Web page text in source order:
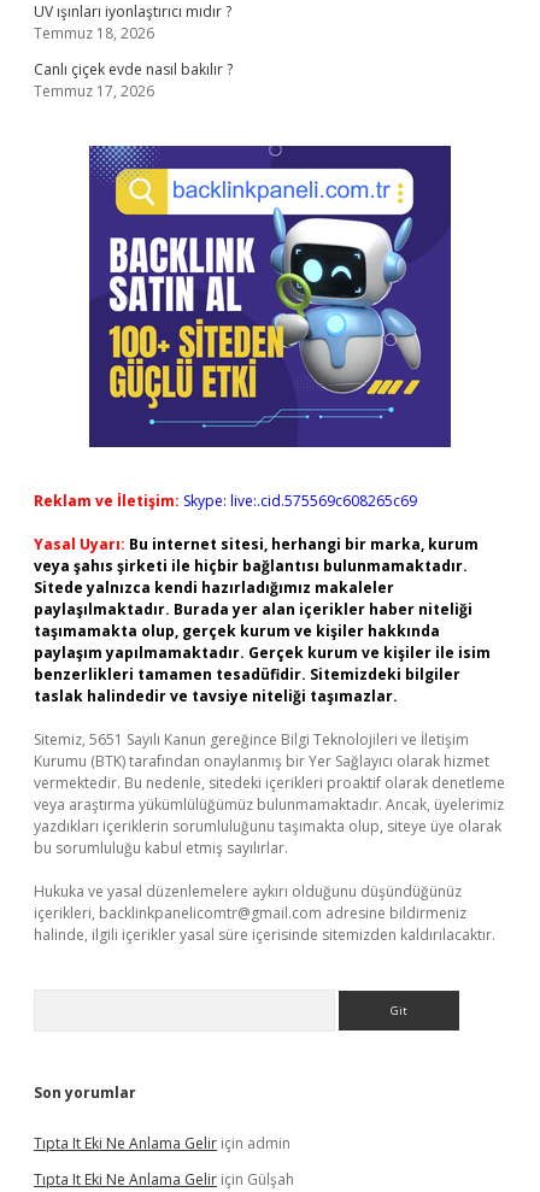
UV ışınları iyonlaştırıcı mıdır ?
Temmuz 18, 2026
Canlı çiçek evde nasıl bakılır ?
Temmuz 17, 2026
Reklam ve İletişim: Skype: live:.cid.575569c608265c69
Yasal Uyarı: Bu internet sitesi, herhangi bir marka, kurum
veya şahıs şirketi ile hiçbir bağlantısı bulunmamaktadır.
Sitede yalnızca kendi hazırladığımız makaleler
paylaşılmaktadır. Burada yer alan içerikler haber niteliği
taşımamakta olup, gerçek kurum ve kişiler hakkında
paylaşım yapılmamaktadır. Gerçek kurum ve kişiler ile isim
benzerlikleri tamamen tesadüfidir. Sitemizdeki bilgiler
taslak halindedir ve tavsiye niteliği taşımazlar.
Sitemiz, 5651 Sayılı Kanun gereğince Bilgi Teknolojileri ve İletişim
Kurumu (BTK) tarafından onaylanmış bir Yer Sağlayıcı olarak hizmet
vermektedir. Bu nedenle, sitedeki içerikleri proaktif olarak denetleme
veya araştırma yükümlülüğümüz bulunmamaktadır. Ancak, üyelerimiz
yazdıkları içeriklerin sorumluluğunu taşımakta olup, siteye üye olarak
bu sorumluluğu kabul etmiş sayılırlar.
Hukuka ve yasal düzenlemelere aykırı olduğunu düşündüğünüz
içerikleri, backlinkpanelicomtr@gmail.com adresine bildirmeniz
halinde, ilgili içerikler yasal süre içerisinde sitemizden kaldırılacaktır.
Son yorumlar
Tıpta It Eki Ne Anlama Gelir için admin
Tıpta It Eki Ne Anlama Gelir için Gülşah